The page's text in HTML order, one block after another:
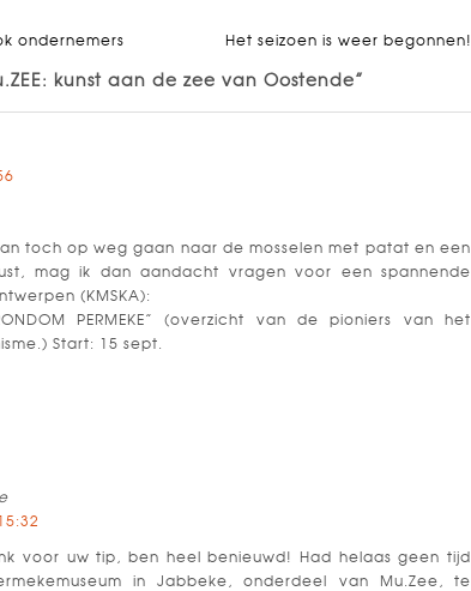
ondernemers Het seizoen is weer begonnen!
kunst aan de zee van Oostende”
toch op weg gaan naar de mosselen met patat en een
mag ik dan aandacht vragen voor een spannende
(KMSKA):
PERMEKE” (overzicht van de pioniers van het
Start: 15 sept.
voor uw tip, ben heel benieuwd! Had helaas geen tijd
in Jabbeke, onderdeel van Mu.Zee, te